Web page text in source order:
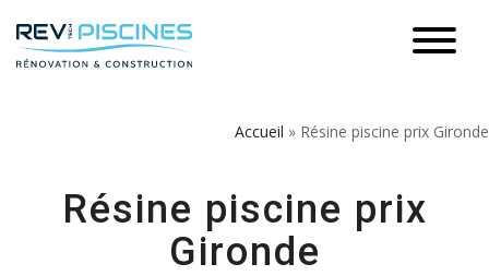
Accueil » Résine piscine prix Gironde
Résine piscine prix
Gironde